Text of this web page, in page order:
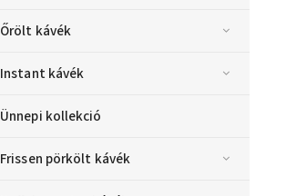
Őrölt kávék
Instant kávék
Ünnepi kollekció
Frissen pörkölt kávék